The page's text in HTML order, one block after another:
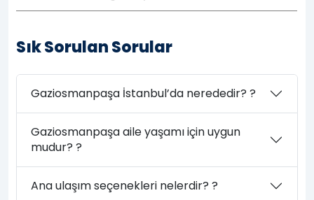
Sık Sorulan Sorular
Gaziosmanpaşa İstanbul’da nerededir? ?
Gaziosmanpaşa aile yaşamı için uygun
mudur? ?
Ana ulaşım seçenekleri nelerdir? ?